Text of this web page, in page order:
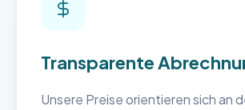
Transparente
Unsere Preise orientieren sich an